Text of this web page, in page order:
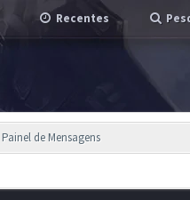
Recentes
Painel de Mensagens